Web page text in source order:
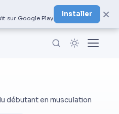
sur Google Play
Installer ×
débutant en musculation